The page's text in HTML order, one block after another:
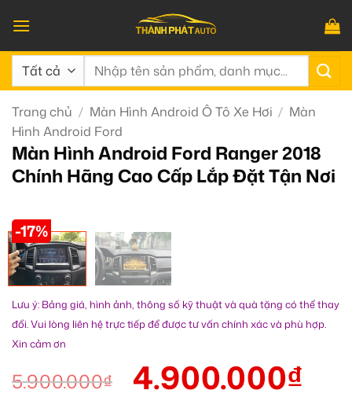
qua
nội
dung
Tìm
Trang chủ / Màn Hình Android Ô Tô Xe Hơi / Màn
Hình Android Ford
Màn Hình Android Ford Ranger 2018
Chính Hãng Cao Cấp Lắp Đặt Tận Nơi
-17%
Lưu ý: Bảng giá, hình ảnh, thông số kỹ thuật và quà tặng có thể thay
đổi. Vui lòng liên hệ trực tiếp để được tư vấn chính xác và phù hợp.
Xin cảm ơn
5.900.000₫ 4.900.000₫